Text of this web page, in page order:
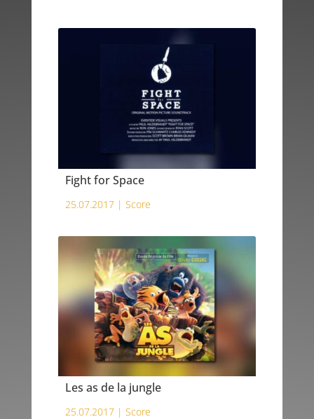
Fight for Space
25.07.2017 | Score
Les as de la jungle
25.07.2017 | Score